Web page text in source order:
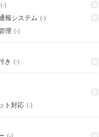
(-)
報システム (-)
理 (-)
き (-)
ト対応 (-)